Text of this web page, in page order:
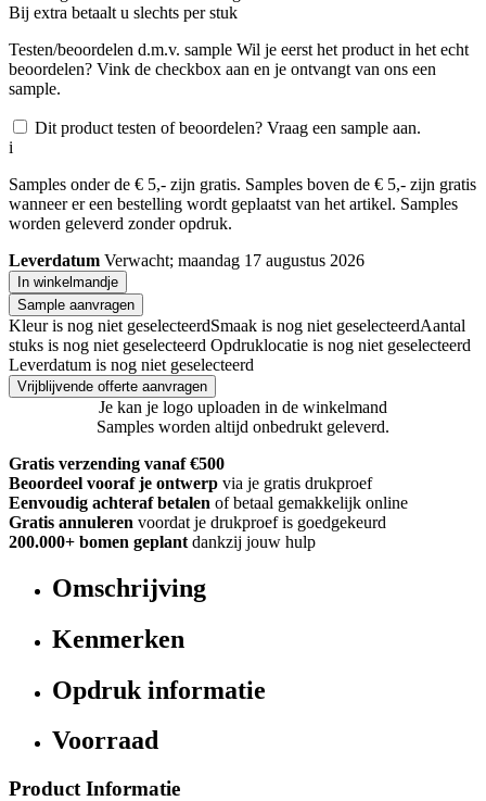
Bij extra betaalt u slechts per stuk
Testen/beoordelen d.m.v. sample Wil je eerst het product in het echt
beoordelen? Vink de checkbox aan en je ontvangt van ons een
sample.
Dit product testen of beoordelen? Vraag een sample aan.
i
Samples onder de € 5,- zijn gratis. Samples boven de € 5,- zijn gratis
wanneer er een bestelling wordt geplaatst van het artikel. Samples
worden geleverd zonder opdruk.
Leverdatum Verwacht; maandag 17 augustus 2026
In winkelmandje
Sample aanvragen
Kleur is nog niet geselecteerdSmaak is nog niet geselecteerdAantal
stuks is nog niet geselecteerd Opdruklocatie is nog niet geselecteerd
Leverdatum is nog niet geselecteerd
Vrijblijvende offerte aanvragen
Je kan je logo uploaden in de winkelmand
Samples worden altijd onbedrukt geleverd.
Gratis verzending vanaf €500
Beoordeel vooraf je ontwerp via je gratis drukproef
Eenvoudig achteraf betalen of betaal gemakkelijk online
Gratis annuleren voordat je drukproef is goedgekeurd
200.000+ bomen geplant dankzij jouw hulp
Omschrijving
Kenmerken
Opdruk informatie
Voorraad
Product Informatie